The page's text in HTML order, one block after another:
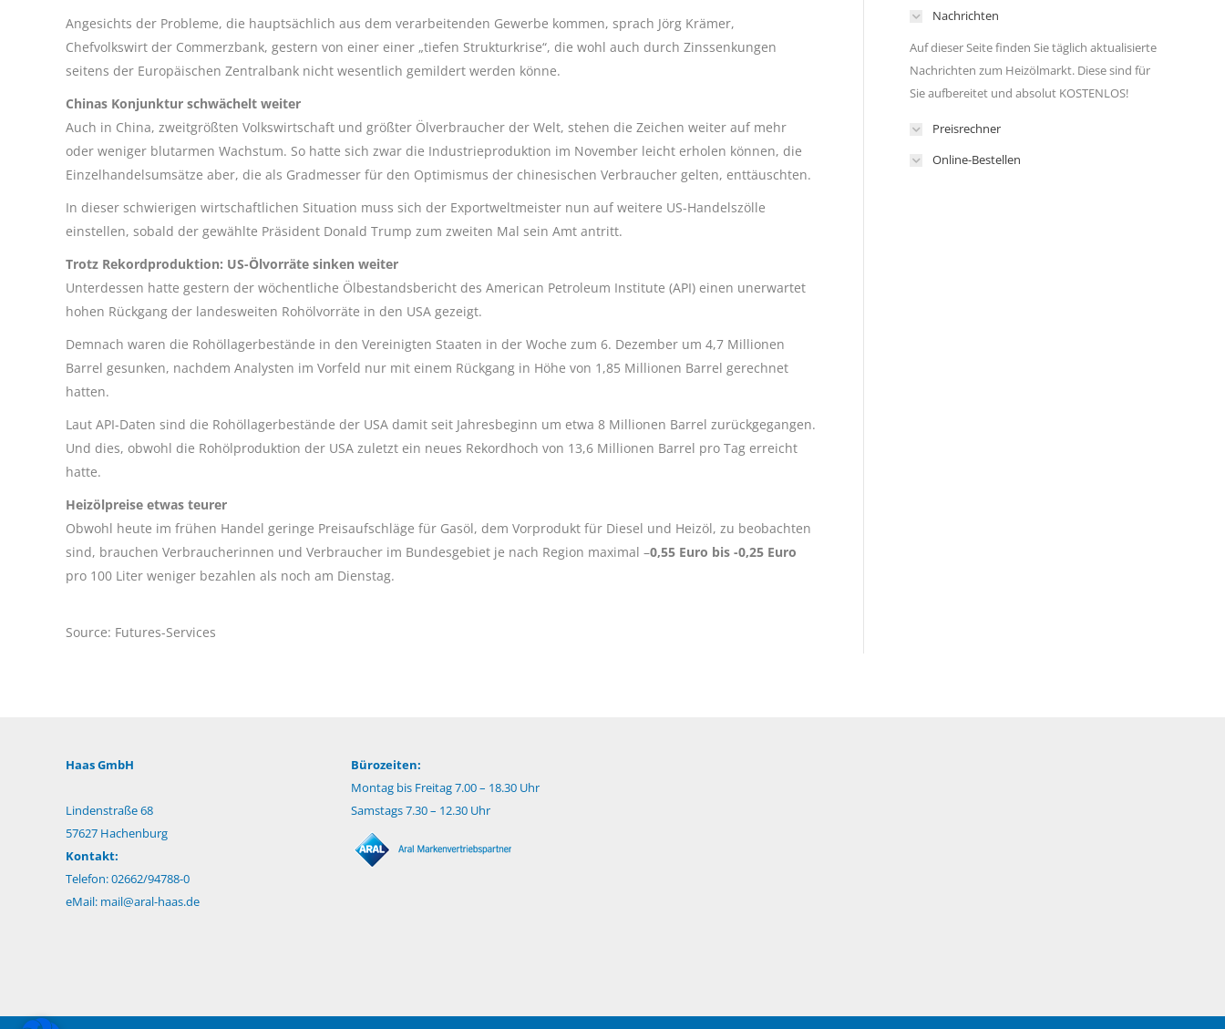
Angesichts der Probleme, die hauptsächlich aus dem verarbeitenden Gewerbe kommen, sprach Jörg Krämer,
Chefvolkswirt der Commerzbank, gestern von einer einer „tiefen Strukturkrise“, die wohl auch durch Zinssenkungen
seitens der Europäischen Zentralbank nicht wesentlich gemildert werden könne.
Chinas Konjunktur schwächelt weiter
Auch in China, zweitgrößten Volkswirtschaft und größter Ölverbraucher der Welt, stehen die Zeichen weiter auf mehr
oder weniger blutarmen Wachstum. So hatte sich zwar die Industrieproduktion im November leicht erholen können, die
Einzelhandelsumsätze aber, die als Gradmesser für den Optimismus der chinesischen Verbraucher gelten, enttäuschten.
In dieser schwierigen wirtschaftlichen Situation muss sich der Exportweltmeister nun auf weitere US-Handelszölle
einstellen, sobald der gewählte Präsident Donald Trump zum zweiten Mal sein Amt antritt.
Trotz Rekordproduktion: US-Ölvorräte sinken weiter
Unterdessen hatte gestern der wöchentliche Ölbestandsbericht des American Petroleum Institute (API) einen unerwartet
hohen Rückgang der landesweiten Rohölvorräte in den USA gezeigt.
Demnach waren die Rohöllagerbestände in den Vereinigten Staaten in der Woche zum 6. Dezember um 4,7 Millionen
Barrel gesunken, nachdem Analysten im Vorfeld nur mit einem Rückgang in Höhe von 1,85 Millionen Barrel gerechnet
hatten.
Laut API-Daten sind die Rohöllagerbestände der USA damit seit Jahresbeginn um etwa 8 Millionen Barrel zurückgegangen.
Und dies, obwohl die Rohölproduktion der USA zuletzt ein neues Rekordhoch von 13,6 Millionen Barrel pro Tag erreicht
hatte.
Heizölpreise etwas teurer
Obwohl heute im frühen Handel geringe Preisaufschläge für Gasöl, dem Vorprodukt für Diesel und Heizöl, zu beobachten
sind, brauchen Verbraucherinnen und Verbraucher im Bundesgebiet je nach Region maximal –0,55 Euro bis -0,25 Euro
pro 100 Liter weniger bezahlen als noch am Dienstag.
Source: Futures-Services
Nachrichten
Auf dieser Seite finden Sie täglich aktualisierte
Nachrichten zum Heizölmarkt. Diese sind für
Sie aufbereitet und absolut KOSTENLOS!
Preisrechner
Online-Bestellen
Haas GmbH
Lindenstraße 68
57627 Hachenburg
Kontakt:
Telefon: 02662/94788-0
eMail: mail@aral-haas.de
Bürozeiten:
Montag bis Freitag 7.00 – 18.30 Uhr
Samstags 7.30 – 12.30 Uhr